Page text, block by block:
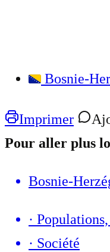
Bosnie-
Imprimer
Pour aller plus
Bosnie-
·
· Société